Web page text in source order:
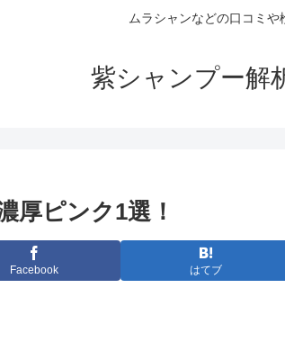
ムラシャンなどの口コミや
紫シャンプー解
厚ピンク1選！
Facebook はてブ